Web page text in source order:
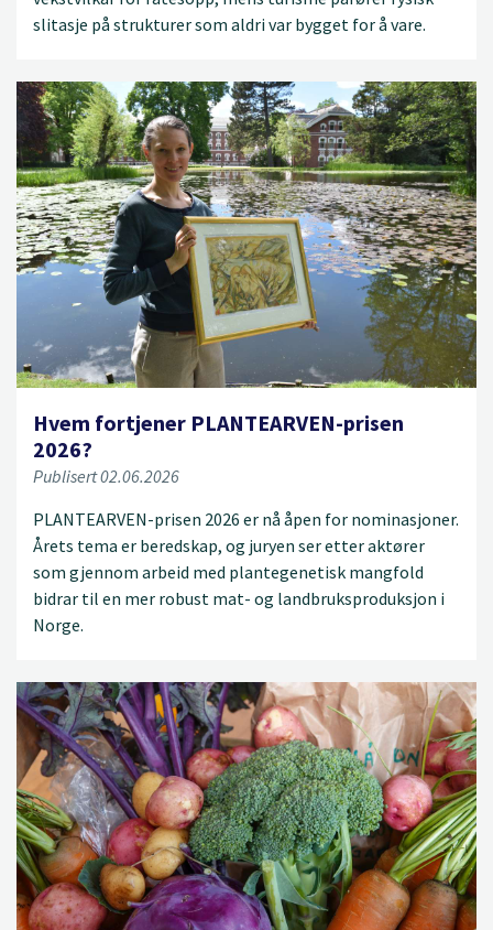
slitasje på strukturer som aldri var bygget for å vare.
Hvem fortjener PLANTEARVEN-prisen
2026?
Publisert 02.06.2026
PLANTEARVEN-prisen 2026 er nå åpen for nominasjoner.
Årets tema er beredskap, og juryen ser etter aktører
som gjennom arbeid med plantegenetisk mangfold
bidrar til en mer robust mat- og landbruksproduksjon i
Norge.